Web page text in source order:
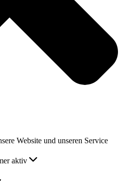
Website und unseren Service
aktiv